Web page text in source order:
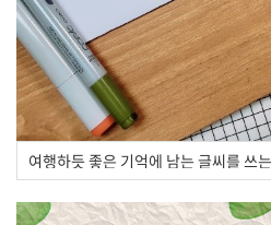
여행하듯 좋은 기억에 남는 글씨를 쓰